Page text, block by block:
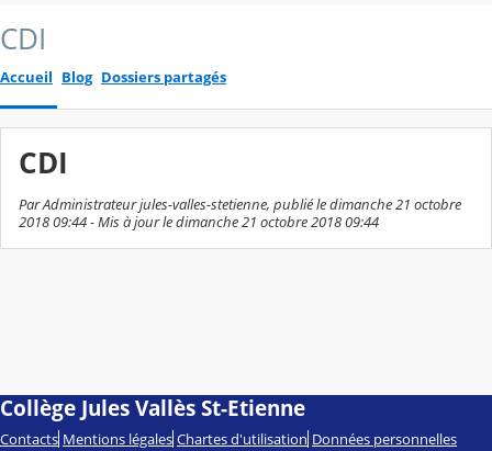
CDI
Accueil Blog Dossiers partagés
CDI
Par Administrateur jules-valles-stetienne, publié le dimanche 21 octobre
2018 09:44 - Mis à jour le dimanche 21 octobre 2018 09:44
Collège Jules Vallès St-Etienne
Contacts Mentions légales Chartes d'utilisation Données personnelles